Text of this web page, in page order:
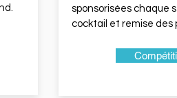
sponsorisées chaque
cocktail et remise des